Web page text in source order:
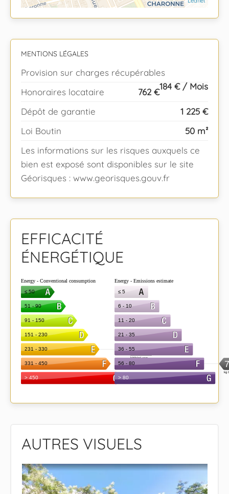
MENTIONS LÉGALES
Provision sur charges récupérables
184 € / Mois
Honoraires locataire
762 €
Dépôt de garantie
1 225 €
Loi Boutin
50 m²
Les informations sur les risques auxquels ce
bien est exposé sont disponibles sur le site
Géorisques : www.georisques.gouv.fr
EFFICACITÉ
ÉNERGÉTIQUE
AUTRES VISUELS